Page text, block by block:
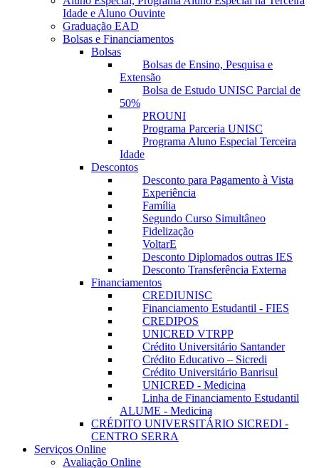
Idade e Aluno Ouvinte
Graduação EAD
Bolsas e Financiamentos
Bolsas
Bolsas de Ensino, Pesquisa e
Extensão
Bolsa de Estudo UNISC Parcial de
50%
PROUNI
Programa Parceria UNISC
Programa Aluno Especial Terceira
Idade
Descontos
Desconto para Pagamento à Vista
Experiência
Família
Segundo Curso Simultâneo
Fidelização
VoltarE
Desconto Diplomados outras IES
Desconto Transferência Externa
Financiamentos
CREDIUNISC
Financiamento Estudantil - FIES
CREDIPOS
UNICRED VTRPP
Crédito Universitário Santander
Crédito Educativo – Sicredi
Crédito Universitário Banrisul
UNICRED - Medicina
Linha de Financiamento Estudantil
ALUME - Medicina
CRÉDITO UNIVERSITÁRIO SICREDI -
CENTRO SERRA
Serviços Online
Avaliação Online